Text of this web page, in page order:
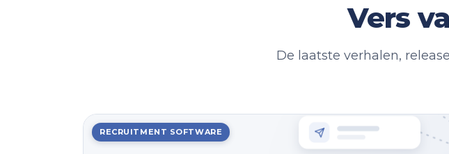
Vers
De laatste verhalen,
RECRUITMENT SOFTWARE